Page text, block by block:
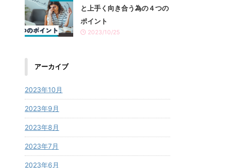
と上手く向き合う為の４つの
ポイント
2023/10/25
アーカイブ
2023年10月
2023年9月
2023年8月
2023年7月
2023年6月